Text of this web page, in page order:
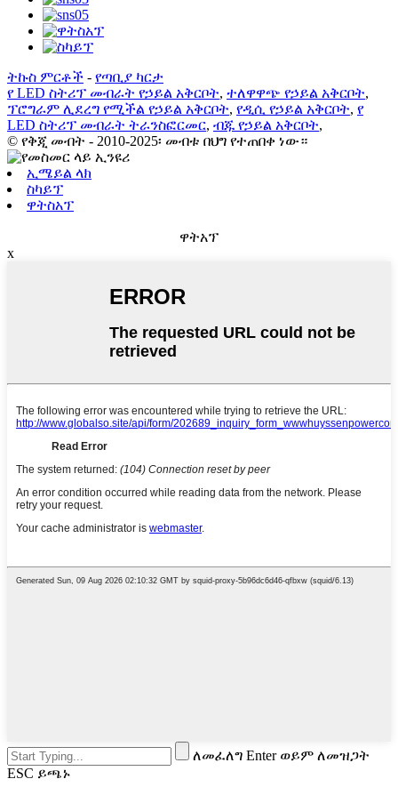
ትኩስ ምርቶች - የጣቢያ ካርታ
የ LED ስትሪፕ መብራት የኃይል አቅርቦት, ተለዋዋጭ የኃይል አቅርቦት,
ፕሮግራም ሊደረግ የሚችል የኃይል አቅርቦት, የዲሲ የኃይል አቅርቦት, የ
LED ስትሪፕ መብራት ትራንስፎርመር, ብጁ የኃይል አቅርቦት,
© የቅጂ መብት - 2010-2025፡ መብቱ በህግ የተጠበቀ ነው።
ኢሜይል ላክ
ስካይፕ
ዋትስአፕ
ዋትአፕ
x
ለመፈለግ Enter ወይም ለመዝጋት
ESC ይጫኑ